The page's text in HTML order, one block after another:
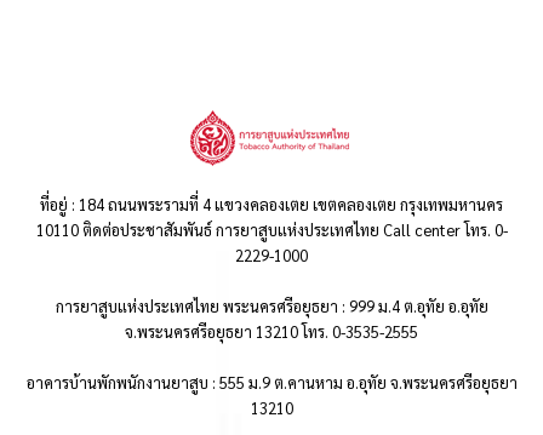
ที่อยู่ : 184 ถนนพระรามที่ 4 แขวงคลองเตย เขตคลองเตย กรุงเทพมหานคร
10110 ติดต่อประชาสัมพันธ์ การยาสูบแห่งประเทศไทย Call center โทร. 0-
2229-1000
การยาสูบแห่งประเทศไทย พระนครศรีอยุธยา : 999 ม.4 ต.อุทัย อ.อุทัย
จ.พระนครศรีอยุธยา 13210 โทร. 0-3535-2555
อาคารบ้านพักพนักงานยาสูบ : 555 ม.9 ต.คานหาม อ.อุทัย จ.พระนครศรีอยุธยา
13210